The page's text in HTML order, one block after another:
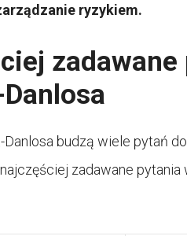
ryzykiem.
Danlosa budzą wiele pytań
zadawane